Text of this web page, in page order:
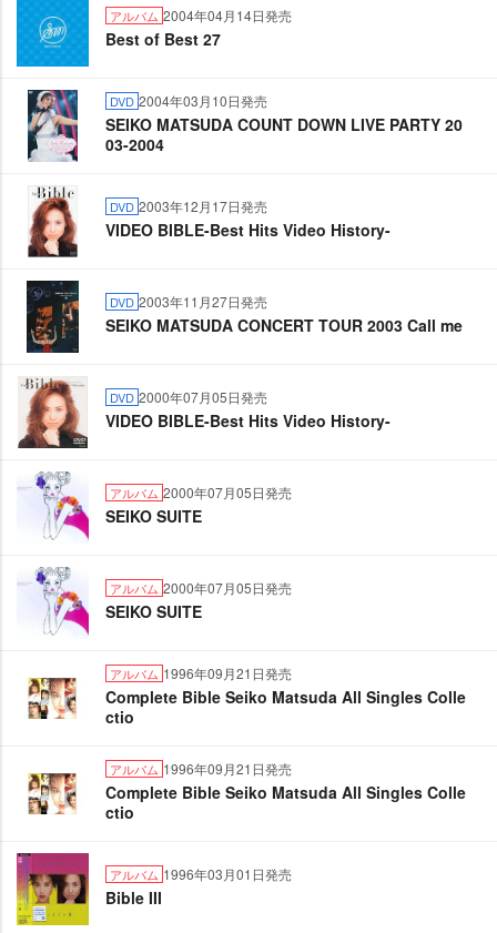
アルバム 2004年04月14日発売
Best of Best 27
DVD 2004年03月10日発売
SEIKO MATSUDA COUNT DOWN LIVE PARTY 20
03-2004
DVD 2003年12月17日発売
VIDEO BIBLE-Best Hits Video History-
DVD 2003年11月27日発売
SEIKO MATSUDA CONCERT TOUR 2003 Call me
DVD 2000年07月05日発売
VIDEO BIBLE-Best Hits Video History-
アルバム 2000年07月05日発売
SEIKO SUITE
アルバム 2000年07月05日発売
SEIKO SUITE
アルバム 1996年09月21日発売
Complete Bible Seiko Matsuda All Singles Colle
ctio
アルバム 1996年09月21日発売
Complete Bible Seiko Matsuda All Singles Colle
ctio
アルバム 1996年03月01日発売
Bible III